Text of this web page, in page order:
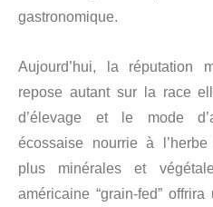
gastronomique.
Aujourd’hui, la réputation
repose autant sur la race
d’élevage et le mode
écossaise nourrie à
plus minérales et
américaine “grain-fed”